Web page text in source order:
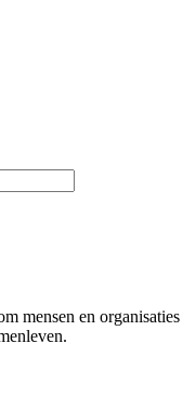
mensen en organisaties